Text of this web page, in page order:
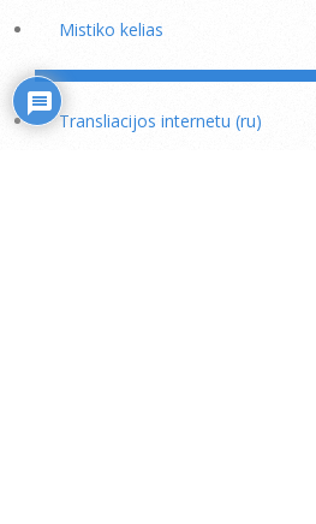
Mistiko kelias
Transliacijos internetu (ru)